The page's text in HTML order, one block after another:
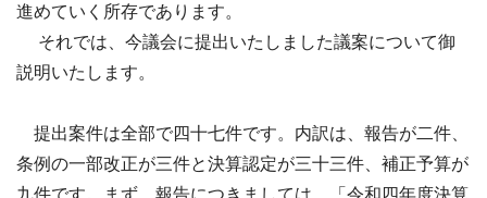
進めていく所存であります。
それでは、今議会に提出いたしました議案について御
説明いたします。
提出案件は全部で四十七件です。内訳は、報告が二件、
条例の一部改正が三件と決算認定が三十三件、補正予算が
九件です。まず、報告につきましては、「令和四年度決算